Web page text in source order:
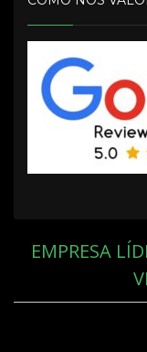
EMPRESA